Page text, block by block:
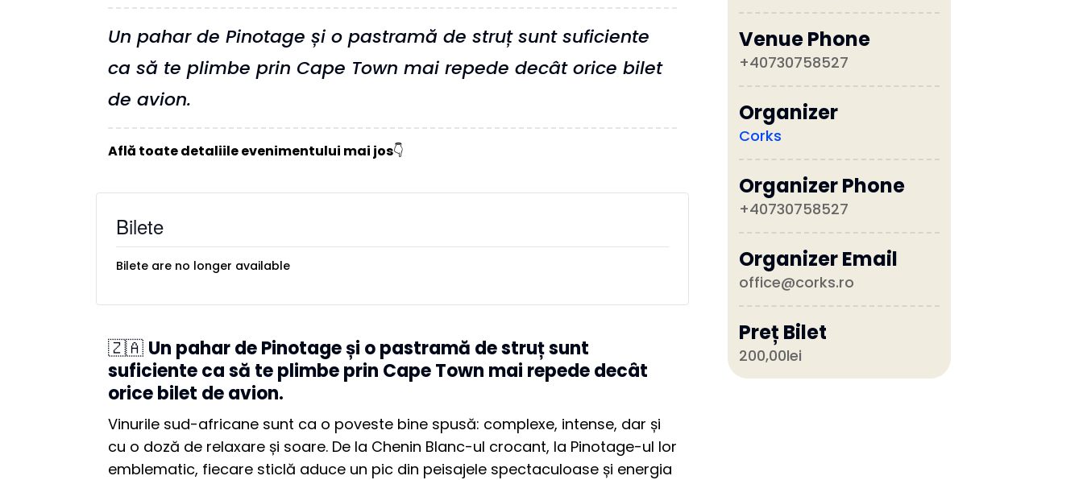
Un pahar de Pinotage și o pastramă de struț sunt suficiente
ca să te plimbe prin Cape Town mai repede decât orice bilet
de avion.
Află toate detaliile evenimentului mai jos👇
Bilete
Bilete are no longer available
🇿🇦 Un pahar de Pinotage și o pastramă de struț sunt
suficiente ca să te plimbe prin Cape Town mai repede decât
orice bilet de avion.
Vinurile sud-africane sunt ca o poveste bine spusă: complexe, intense, dar și
cu o doză de relaxare și soare. De la Chenin Blanc-ul crocant, la Pinotage-ul lor
emblematic, fiecare sticlă aduce un pic din peisajele spectaculoase și energia
Venue Phone
+40730758527
Organizer
Corks
Organizer Phone
+40730758527
Organizer Email
office@corks.ro
Preț Bilet
200,00lei